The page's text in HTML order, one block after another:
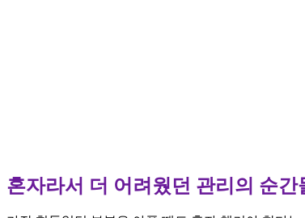
혼자라서 더 어려웠던 관리의 순간